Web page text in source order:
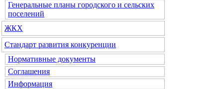
Генеральные планы городского и сельских
поселений
ЖКХ
Стандарт развития конкуренции
Нормативные документы
Соглашения
Информация